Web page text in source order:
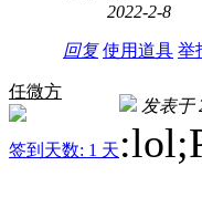
2022-2-8
回复 使用道具 举
任微方
签到天数: 1 天
发表于